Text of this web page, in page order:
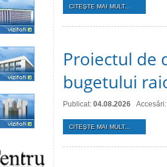
CITEŞTE MAI MULT...
Proiectul de
bugetului
Publicat: 04.08.2026
CITEŞTE MAI MULT...